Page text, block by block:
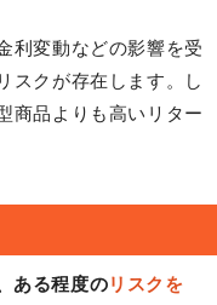
利変動などの影響を受
スクが存在します。し
商品よりも高いリター
ある程度のリスクを